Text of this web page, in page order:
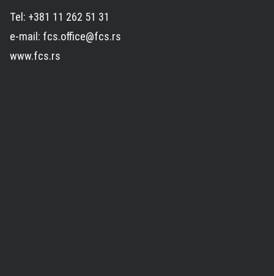
Tel: +381 11 262 51 31
e-mail: fcs.office@fcs.rs
www.fcs.rs